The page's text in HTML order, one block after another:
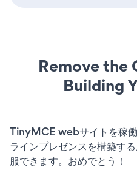
Remove the
Building
TinyMCE webサイトを稼
ラインプレゼンスを構築す
服できます。おめでとう！